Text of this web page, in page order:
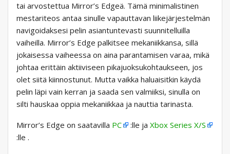
tai arvostettua Mirror’s Edgeä. Tämä minimalistinen
mestariteos antaa sinulle vapauttavan liikejärjestelmän
navigoidaksesi pelin asiantuntevasti suunnitelluilla
vaiheilla. Mirror’s Edge palkitsee mekaniikkansa, sillä
jokaisessa vaiheessa on aina parantamisen varaa, mikä
johtaa erittäin aktiiviseen pikajuoksukohtaukseen, jos
olet siitä kiinnostunut. Mutta vaikka haluaisitkin käydä
pelin läpi vain kerran ja saada sen valmiiksi, sinulla on
silti hauskaa oppia mekaniikkaa ja nauttia tarinasta.
Mirror’s Edge on saatavilla PC :lle ja Xbox Series X/S
:lle .